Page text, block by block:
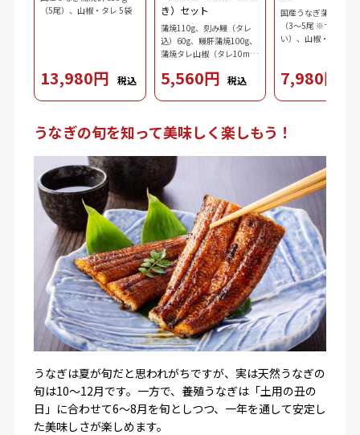
（5尾）、山椒・タレ 5袋
13,980円 税込
き）セット
蒲焼110g、刻み鰻（タレ
込）60g、鰻肝蒲焼100g、
蒲焼タレ山椒（タレ10ml
3.7g、ダシ10ml、わさび
5,560円 税込
国産うなぎ蒲焼 計
（3～5尾 ※サイズ不
い）、山椒・タレ 5袋
7,980円
うなぎの旬を知って美味しく楽しもう！
うなぎは夏が旬だと思われがちですが、実は天然うなぎの
旬は10〜12月です。一方で、養殖うなぎは「土用の丑の
日」に合わせて6〜8月を旬としつつ、一年を通して安定し
た美味しさが楽しめます。